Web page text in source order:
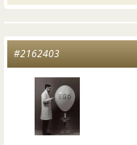
#2162403